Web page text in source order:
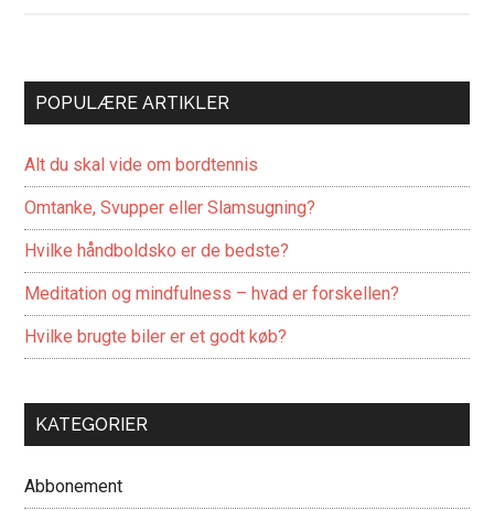
POPULÆRE ARTIKLER
Alt du skal vide om bordtennis
Omtanke, Svupper eller Slamsugning?
Hvilke håndboldsko er de bedste?
Meditation og mindfulness – hvad er forskellen?
Hvilke brugte biler er et godt køb?
KATEGORIER
Abbonement